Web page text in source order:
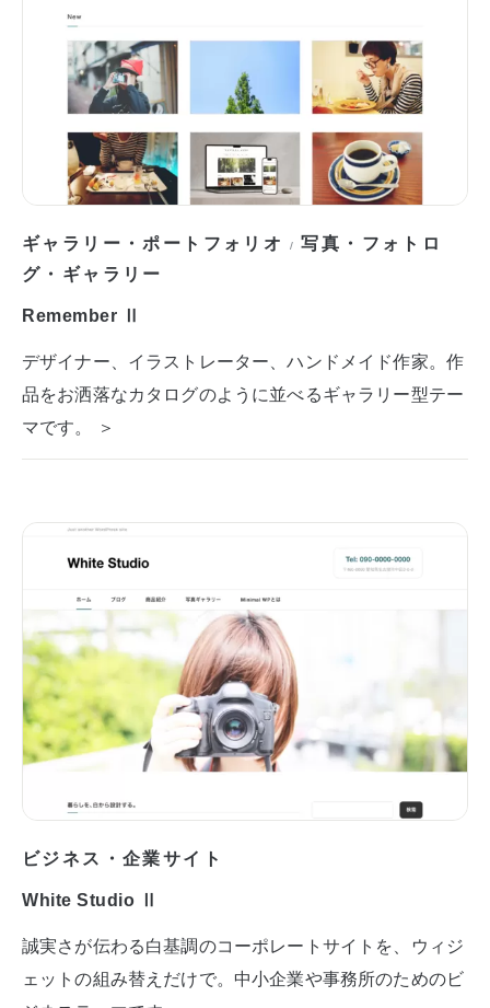
ギャラリー・ポートフォリオ /写真・フォトロ
グ・ギャラリー
Remember Ⅱ
デザイナー、イラストレーター、ハンドメイド作家。作
品をお洒落なカタログのように並べるギャラリー型テー
マです。 ＞
ビジネス・企業サイト
White Studio Ⅱ
誠実さが伝わる白基調のコーポレートサイトを、ウィジ
ェットの組み替えだけで。中小企業や事務所のためのビ